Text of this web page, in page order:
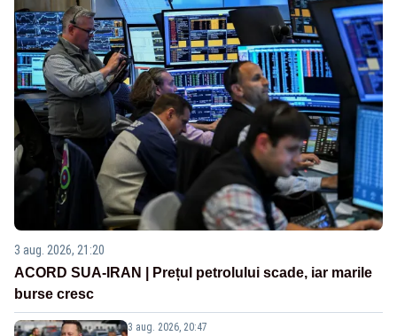
3 aug. 2026, 21:20
ACORD SUA-IRAN | Prețul petrolului scade, iar marile
burse cresc
3 aug. 2026, 20:47